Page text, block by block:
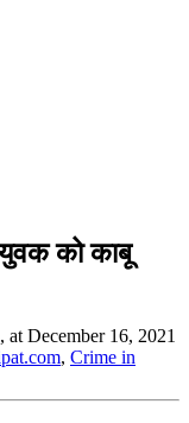
को काबू
, at December 16, 2021
, Crime in